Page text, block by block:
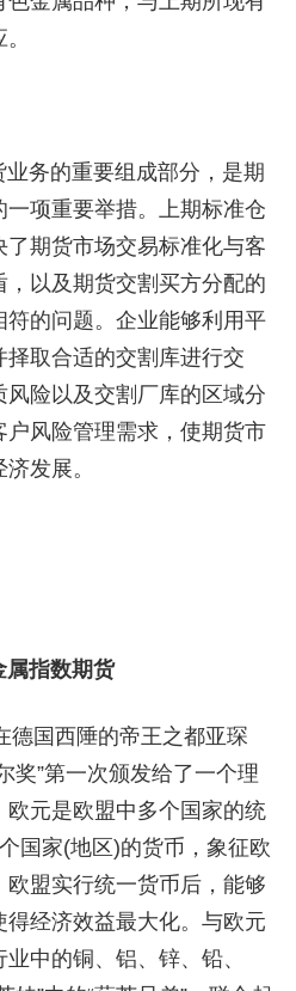
务的重要组成部分，是期
项重要举措。上期标准仓
期货市场交易标准化与客
，以及期货交割买方分配的
的问题。企业能够利用平
取合适的交割库进行交
险以及交割厂库的区域分
风险管理需求，使期货市
发展。
属指数期货
德国西陲的帝王之都亚琛
奖”第一次颁发给了一个理
元是欧盟中多个国家的统
国家(地区)的货币，象征欧
盟实行统一货币后，能够
经济效益最大化。与欧元
中的铜、铝、锌、铅、